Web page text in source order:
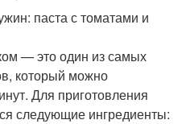
паста с томатами и
— это один из самых
который можно
Для приготовления
следующие ингредиенты: